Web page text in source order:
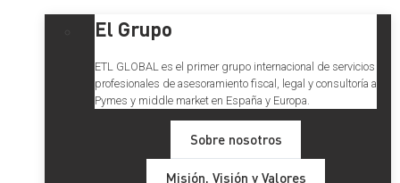
El Grupo
ETL GLOBAL es el primer grupo internacional de servicios
profesionales de asesoramiento fiscal, legal y consultoría a
Pymes y middle market en España y Europa.
Sobre nosotros
Misión, Visión y Valores